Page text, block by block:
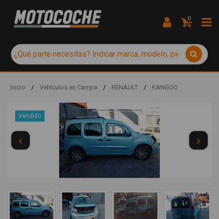
0
Inicio / Vehículos en Campa / RENAULT / KANGOO
Vendido
‹ ›